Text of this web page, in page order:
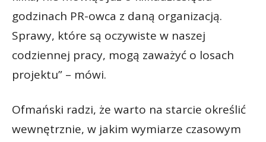
godzinach PR-owca z daną organizacją.
Sprawy, które są oczywiste w naszej
codziennej pracy, mogą zaważyć o losach
projektu” – mówi.
Ofmański radzi, że warto na starcie określić
wewnętrznie, w jakim wymiarze czasowym